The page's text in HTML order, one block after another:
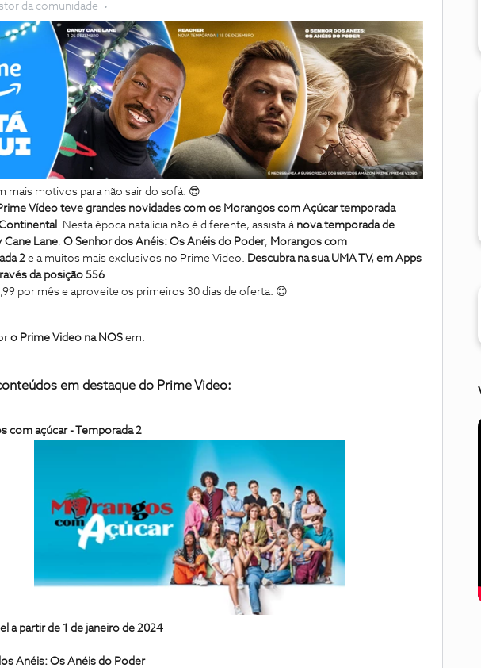
da comunidade
mais motivos para não sair do sofá. 😎
Vídeo teve grandes novidades com os Morangos com Açúcar temporada
. Nesta época natalícia não é diferente, assista à nova temporada de
Cane Lane, O Senhor dos Anéis: Os Anéis do Poder, Morangos com
2 e a muitos mais exclusivos no Prime Video.
Descubra na sua UMA TV, em Apps
da posição 556
por mês e aproveite os primeiros 30 dias de oferta. 😊
o Prime Video na NOS em:
em destaque do Prime Video:
com açúcar - Temporada 2
a partir de 1 de janeiro de 2024
Anéis: Os Anéis do Poder